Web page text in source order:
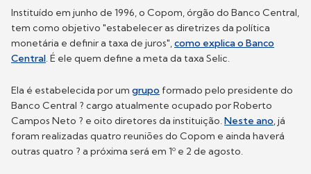
Instituído em junho de 1996, o Copom, órgão do Banco Central,
tem como objetivo "estabelecer as diretrizes da política
monetária e definir a taxa de juros",como explica o Banco
Central. É ele quem define a meta da taxa Selic.
Ela é estabelecida por um grupo formado pelo presidente do
Banco Central ? cargo atualmente ocupado por Roberto
Campos Neto ? e oito diretores da instituição.Neste ano, já
foram realizadas quatro reuniões do Copom e ainda haverá
outras quatro ? a próxima será em 1º e 2 de agosto.